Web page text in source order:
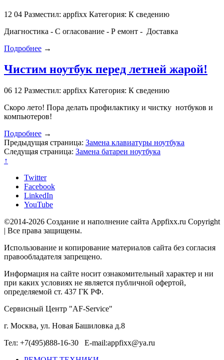
12 04 Разместил: appfixx Категория: К сведению
Диагностика - С огласование - Р емонт - Доставка
Подробнее →
Чистим ноутбук перед летней жарой!
06 12 Разместил: appfixx Категория: К сведению
Скоро лето! Пора делать профилактику и чистку нотбуков и
компьютеров!
Подробнее →
Предыдущая страница: Замена клавиатуры ноутбука
Следущая страница: Замена батареи ноутбука
↑
Twitter
Facebook
LinkedIn
YouTube
©2014-2026 Создание и наполнение сайта Appfixx.ru Copyright
| Все права защищены.
Использование и копирование материалов сайта без согласия
правообладателя запрещено.
Информация на сайте носит ознакомительный характер и ни
при каких условиях не является публичной офертой,
определяемой ст. 437 ГК РФ.
Сервисный Центр "AF-Service"
г. Москва, ул. Новая Башиловка д.8
Тел: +7(495)888-16-30 E-mail:appfixx@ya.ru